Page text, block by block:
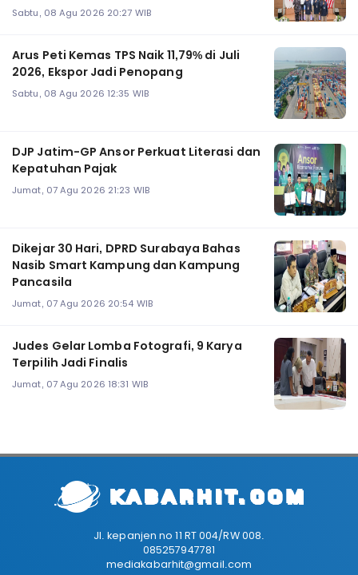
Sabtu, 08 Agu 2026 20:27 WIB
Arus Peti Kemas TPS Naik 11,79% di Juli
2026, Ekspor Jadi Penopang
Sabtu, 08 Agu 2026 12:35 WIB
DJP Jatim-GP Ansor Perkuat Literasi dan
Kepatuhan Pajak
Jumat, 07 Agu 2026 21:23 WIB
Dikejar 30 Hari, DPRD Surabaya Bahas
Nasib Smart Kampung dan Kampung
Pancasila
Jumat, 07 Agu 2026 20:54 WIB
Judes Gelar Lomba Fotografi, 9 Karya
Terpilih Jadi Finalis
Jumat, 07 Agu 2026 18:31 WIB
Jl. kepanjen no 11 RT 004/RW 008.
085257947781
mediakabarhit@gmail.com